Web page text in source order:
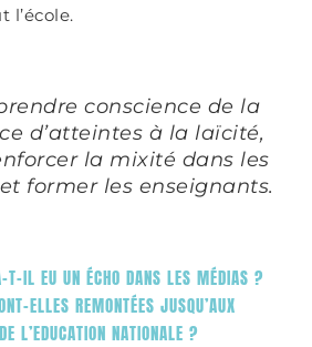
l’école.
conscience de la
d’atteintes à la laïcité,
la mixité dans les
former les enseignants.
T-IL EU UN ÉCHO DANS LES MÉDIAS ?
ELLES REMONTÉES JUSQU’AUX
L’EDUCATION NATIONALE ?